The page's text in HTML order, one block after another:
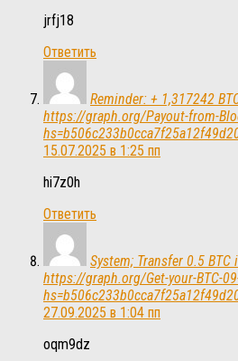
jrfj18
Ответить
Reminder: + 1,317242
https://graph.org/Payout-from-
15.07.2025 в 1:25 пп
hi7z0h
Ответить
System; Transfer 0.5
https://graph.org/Get-your-BTC-
27.09.2025 в 1:04 пп
oqm9dz